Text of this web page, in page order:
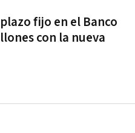
fijo en el Banco
con la nueva